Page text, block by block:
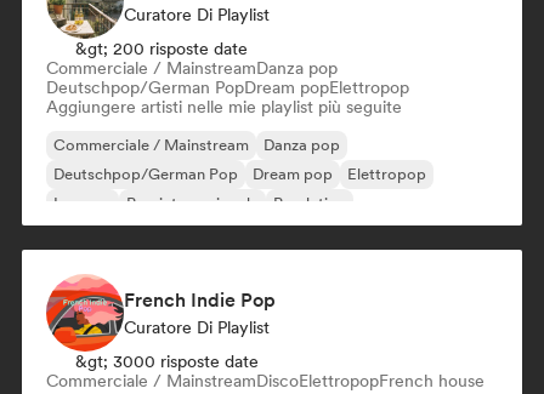
Curatore Di Playlist
&gt; 200 risposte date
Commerciale / MainstreamDanza pop
Deutschpop/German PopDream popElettropop
Aggiungere artisti nelle mie playlist più seguite
Commerciale / Mainstream
Danza pop
Deutschpop/German Pop
Dream pop
Elettropop
Iperpop
Pop internazionale Pop latino
French Indie Pop
Curatore Di Playlist
&gt; 3000 risposte date
Commerciale / MainstreamDiscoElettropopFrench house